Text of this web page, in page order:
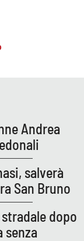
Andrea
salverà
San Bruno
dopo
senza